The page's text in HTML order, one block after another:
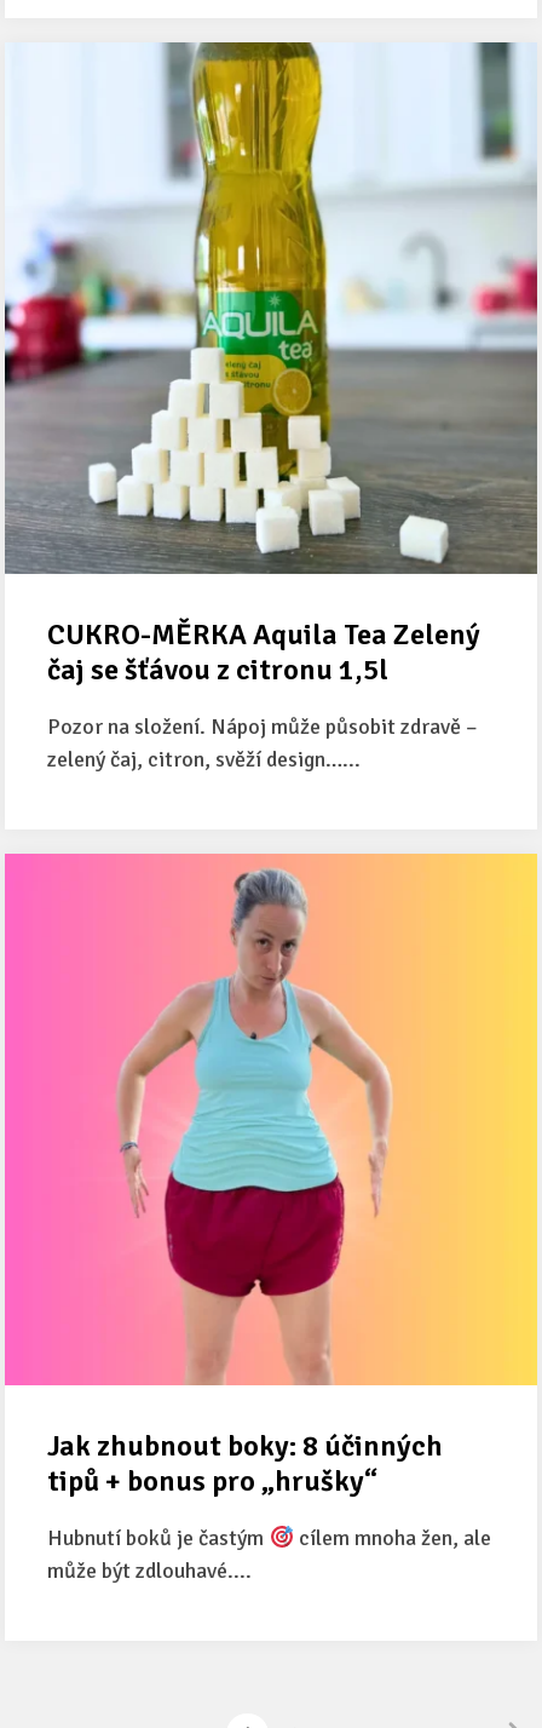
CUKRO-MĚRKA Aquila Tea Zelený
čaj se šťávou z citronu 1,5l
Pozor na složení. Nápoj může působit zdravě –
zelený čaj, citron, svěží design…...
Jak zhubnout boky: 8 účinných
tipů + bonus pro „hrušky“
Hubnutí boků je častým
cílem mnoha žen, ale
může být zdlouhavé....